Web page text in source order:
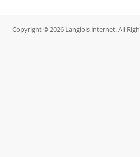
Copyright © 2026 Langlois Internet. All